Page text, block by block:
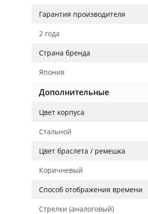
Гарантия производителя
2 года
Страна бренда
Япония
Дополнительные
Цвет корпуса
Стальной
Цвет браслета / ремешка
Коричневый
Способ отображения времени
Стрелки (аналоговый)